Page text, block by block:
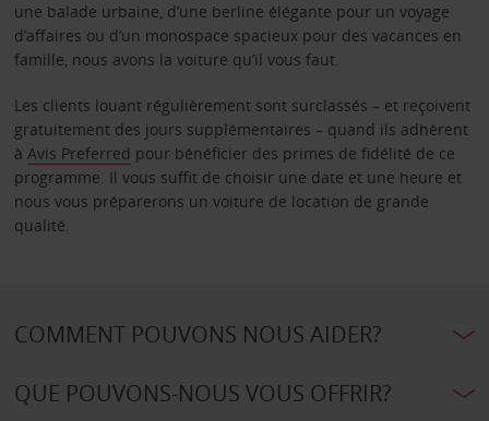
une balade urbaine, d’une berline élégante pour un voyage
d’affaires ou d’un monospace spacieux pour des vacances en
famille, nous avons la voiture qu’il vous faut.
Les clients louant régulièrement sont surclassés – et reçoivent
gratuitement des jours supplémentaires – quand ils adhèrent
à Avis Preferred pour bénéficier des primes de fidélité de ce
programme. Il vous suffit de choisir une date et une heure et
nous vous préparerons un voiture de location de grande
qualité.
COMMENT POUVONS NOUS AIDER?
QUE POUVONS-NOUS VOUS OFFRIR?